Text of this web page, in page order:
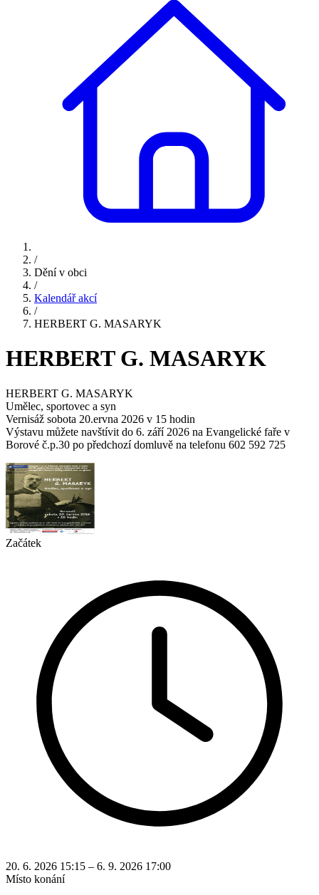
/
Dění v obci
/
Kalendář akcí
/
HERBERT G. MASARYK
HERBERT G. MASARYK
HERBERT G. MASARYK
Umělec, sportovec a syn
Vernisáž sobota 20.ervna 2026 v 15 hodin
Výstavu můžete navštívit do 6. září 2026 na Evangelické faře v
Borové č.p.30 po předchozí domluvě na telefonu 602 592 725
Začátek
20. 6. 2026 15:15 – 6. 9. 2026 17:00
Místo konání